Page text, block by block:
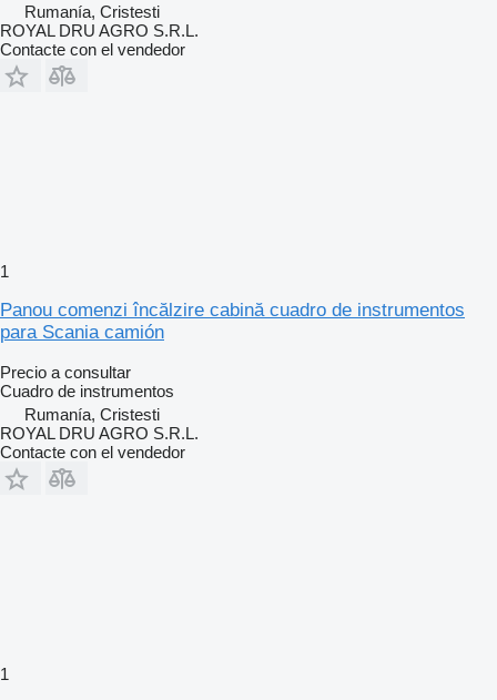
Rumanía, Cristesti
ROYAL DRU AGRO S.R.L.
Contacte con el vendedor
1
Panou comenzi încălzire cabină cuadro de instrumentos
para Scania camión
Precio a consultar
Cuadro de instrumentos
Rumanía, Cristesti
ROYAL DRU AGRO S.R.L.
Contacte con el vendedor
1